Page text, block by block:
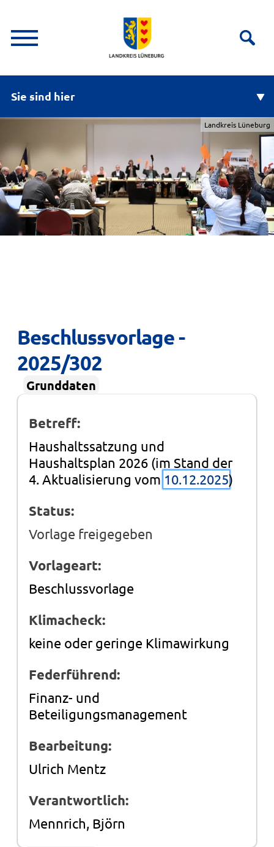
Sie sind hier
Landkreis Lüneburg
Beschlussvorlage -
2025/302
Grunddaten
Betreff:
Haushaltssatzung und
Haushaltsplan 2026 (im Stand der
4. Aktualisierung vom 10.12.2025)
Status:
Vorlage freigegeben
Vorlageart:
Beschlussvorlage
Klimacheck:
keine oder geringe Klimawirkung
Federführend:
Finanz- und
Beteiligungsmanagement
Bearbeitung:
Ulrich Mentz
Verantwortlich:
Mennrich, Björn